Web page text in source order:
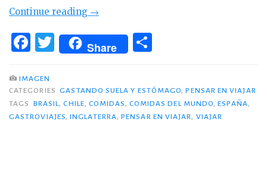
Continue reading «Sabor
‘Pensar
→
F
c
e
b
T
w
te
r
Share
m
p
ar
IMAGEN
CATEGORIES GASTANDO SUELA Y ESTÓMAGO,PENSAR EN VIAJAR
TAGS
BRASIL,CHILE,COMIDAS, COMIDAS DEL MUNDO,ESPAÑA,
GASTROVIAJES,INGLATERRA,PENSAR EN VIAJAR, VIAJAR